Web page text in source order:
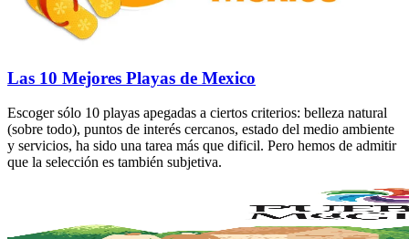
Las 10 Mejores Playas de Mexico
Escoger sólo 10 playas apegadas a ciertos criterios: belleza natural
(sobre todo), puntos de interés cercanos, estado del medio ambiente
y servicios, ha sido una tarea más que dificil. Pero hemos de admitir
que la selección es también subjetiva.